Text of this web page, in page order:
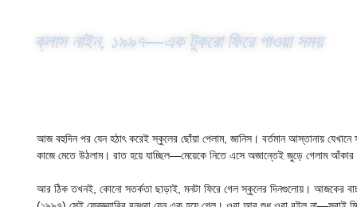
ক্লাস নাইন, ১৯৯৭—এক টুকরো ফিরে পাওয়া সময়
আজ বহুদিন পর যেন হঠাৎ করেই স্কুলের ছোঁয়া পেলাম, জানিস। বর্তমান আস্তানায় যেখানে
কাজে মেতে উঠলাম। রাত হয়ে যাচ্ছিল—মেয়েকে নিতে এসে অজান্তেই জুড়ে গেলাম
আর ঠিক তখনই, কোনো সতর্কতা ছাড়াই, মনটা ফিরে গেল স্কুলের দিনগুলোয়। আজকের